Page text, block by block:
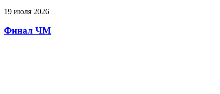
19 июля 2026
Финал ЧМ